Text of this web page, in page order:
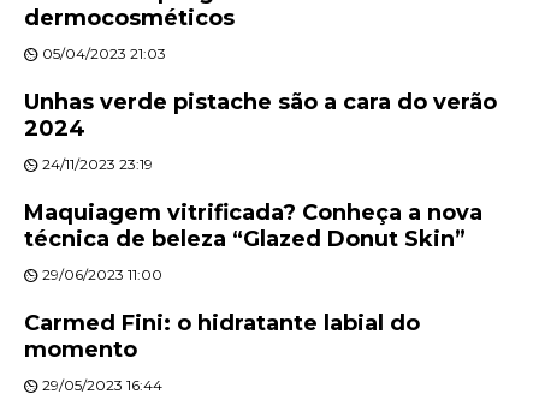
dermocosméticos
05/04/2023 21:03
Unhas verde pistache são a cara do verão
2024
24/11/2023 23:19
Maquiagem vitrificada? Conheça a nova
técnica de beleza “Glazed Donut Skin”
29/06/2023 11:00
Carmed Fini: o hidratante labial do
momento
29/05/2023 16:44